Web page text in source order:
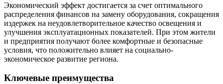
Экономический эффект достигается за счет оптимального
распределения финансов на замену оборудования, сокращения
издержек на неудовлетворительное качество освещения и
улучшения эксплуатационных показателей. При этом жители
и предприятия получают более комфортные и безопасные
условия, что положительно влияет на социально-
экономическое развитие региона.
Ключевые преимущества